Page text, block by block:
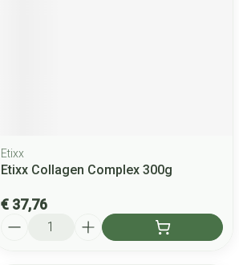
Etixx
Etixx Collagen Complex 300g
€ 37,76